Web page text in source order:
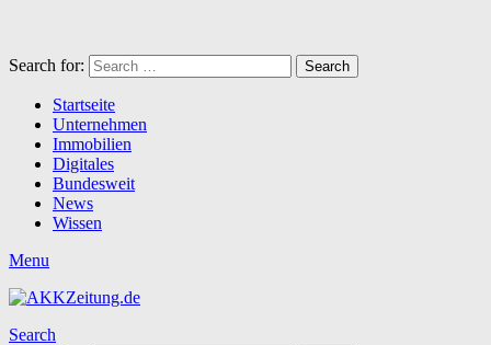
Search for: Search
Startseite
Unternehmen
Immobilien
Digitales
Bundesweit
News
Wissen
Menu
Search